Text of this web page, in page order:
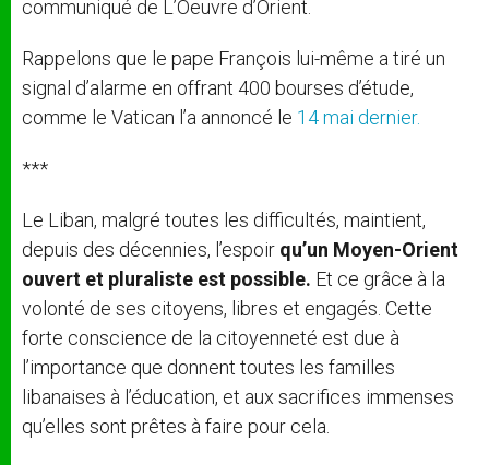
communiqué de L’Oeuvre d’Orient.
Rappelons que le pape François lui-même a tiré un
signal d’alarme en offrant 400 bourses d’étude,
comme le Vatican l’a annoncé le 14 mai dernier.
***
Le Liban, malgré toutes les difficultés, maintient,
depuis des décennies, l’espoir qu’un Moyen-Orient
ouvert et pluraliste est possible. Et ce grâce à la
volonté de ses citoyens, libres et engagés. Cette
forte conscience de la citoyenneté est due à
l’importance que donnent toutes les familles
libanaises à l’éducation, et aux sacrifices immenses
qu’elles sont prêtes à faire pour cela.